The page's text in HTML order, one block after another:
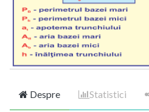
Despre Statistici